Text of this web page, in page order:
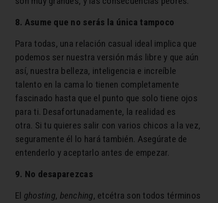
8. Asume que no serás la única tampoco
Para todas, una relación casual ideal implica que
podemos ser nuestra versión más libre y que aún
así, nuestra belleza, inteligencia e increíble
talento en la cama lo tienen completamente
fascinado hasta que el punto que solo tiene ojos
para ti. Desafortunadamente, la realidad es
otra. Si tu quieres salir con varios chicos a la vez,
seguramente él lo hará también. Asegúrate de
entenderlo y aceptarlo antes de empezar.
9. No desaparezcas
El ghosting, benching, etcétra son todos términos